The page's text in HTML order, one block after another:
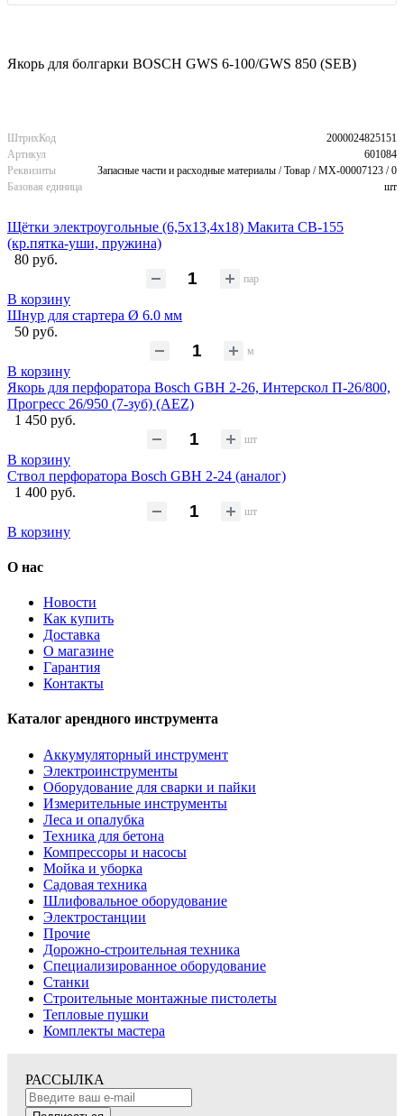
Якорь для болгарки BOSCH GWS 6-100/GWS 850 (SEB)
ШтрихКод
2000024825151
Артикул
601084
Реквизиты
Запасные части и расходные материалы / Товар / MX-00007123 / 0
Базовая единица
шт
Щётки электроугольные (6,5х13,4х18) Макита CB-155
(кр.пятка-уши, пружина)
80 руб.
пар
В корзину
Шнур для стартера Ø 6.0 мм
50 руб.
м
В корзину
Якорь для перфоратора Bosch GBH 2-26, Интерскол П-26/800,
Прогресс 26/950 (7-зуб) (AEZ)
1 450 руб.
шт
В корзину
Ствол перфоратора Bosch GBH 2-24 (аналог)
1 400 руб.
шт
В корзину
О нас
Новости
Как купить
Доставка
О магазине
Гарантия
Контакты
Каталог арендного инструмента
Аккумуляторный инструмент
Электроинструменты
Оборудование для сварки и пайки
Измерительные инструменты
Леса и опалубка
Техника для бетона
Компрессоры и насосы
Мойка и уборка
Садовая техника
Шлифовальное оборудование
Электростанции
Прочие
Дорожно-строительная техника
Специализированное оборудование
Станки
Строительные монтажные пистолеты
Тепловые пушки
Комплекты мастера
РАССЫЛКА